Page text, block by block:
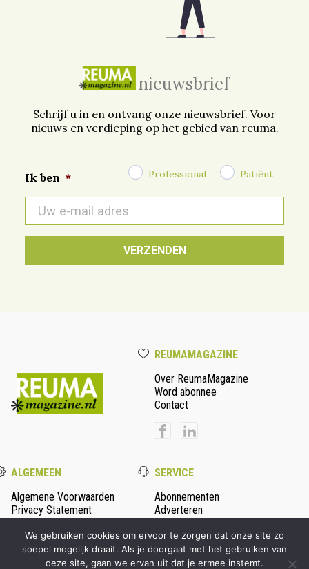
nieuwsbrief
Schrijf u in en ontvang onze nieuwsbrief. Voor
nieuws en verdieping op het gebied van reuma.
Ik ben * Professional Patiënt
mail
*
REUMAMAGAZINE
Over ReumaMagazine
Word abonnee
Contact
ALGEMEEN
Algemene Voorwaarden
Privacy Statement
SERVICE
Abonnementen
Adverteren
We gebruiken cookies om ervoor te zorgen dat onze site zo
soepel mogelijk draait. Als je doorgaat met het gebruiken van
deze site, gaan we ervan uit dat je ermee instemt.